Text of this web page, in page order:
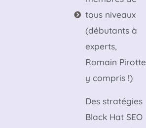
tous niveaux
(débutants à
experts,
Romain Pirotte
y compris !)
Des stratégies
Black Hat SEO